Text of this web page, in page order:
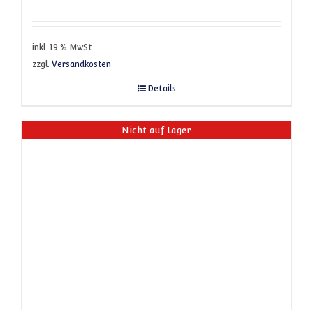
inkl. 19 % MwSt.
zzgl. Versandkosten
Details
Nicht auf Lager